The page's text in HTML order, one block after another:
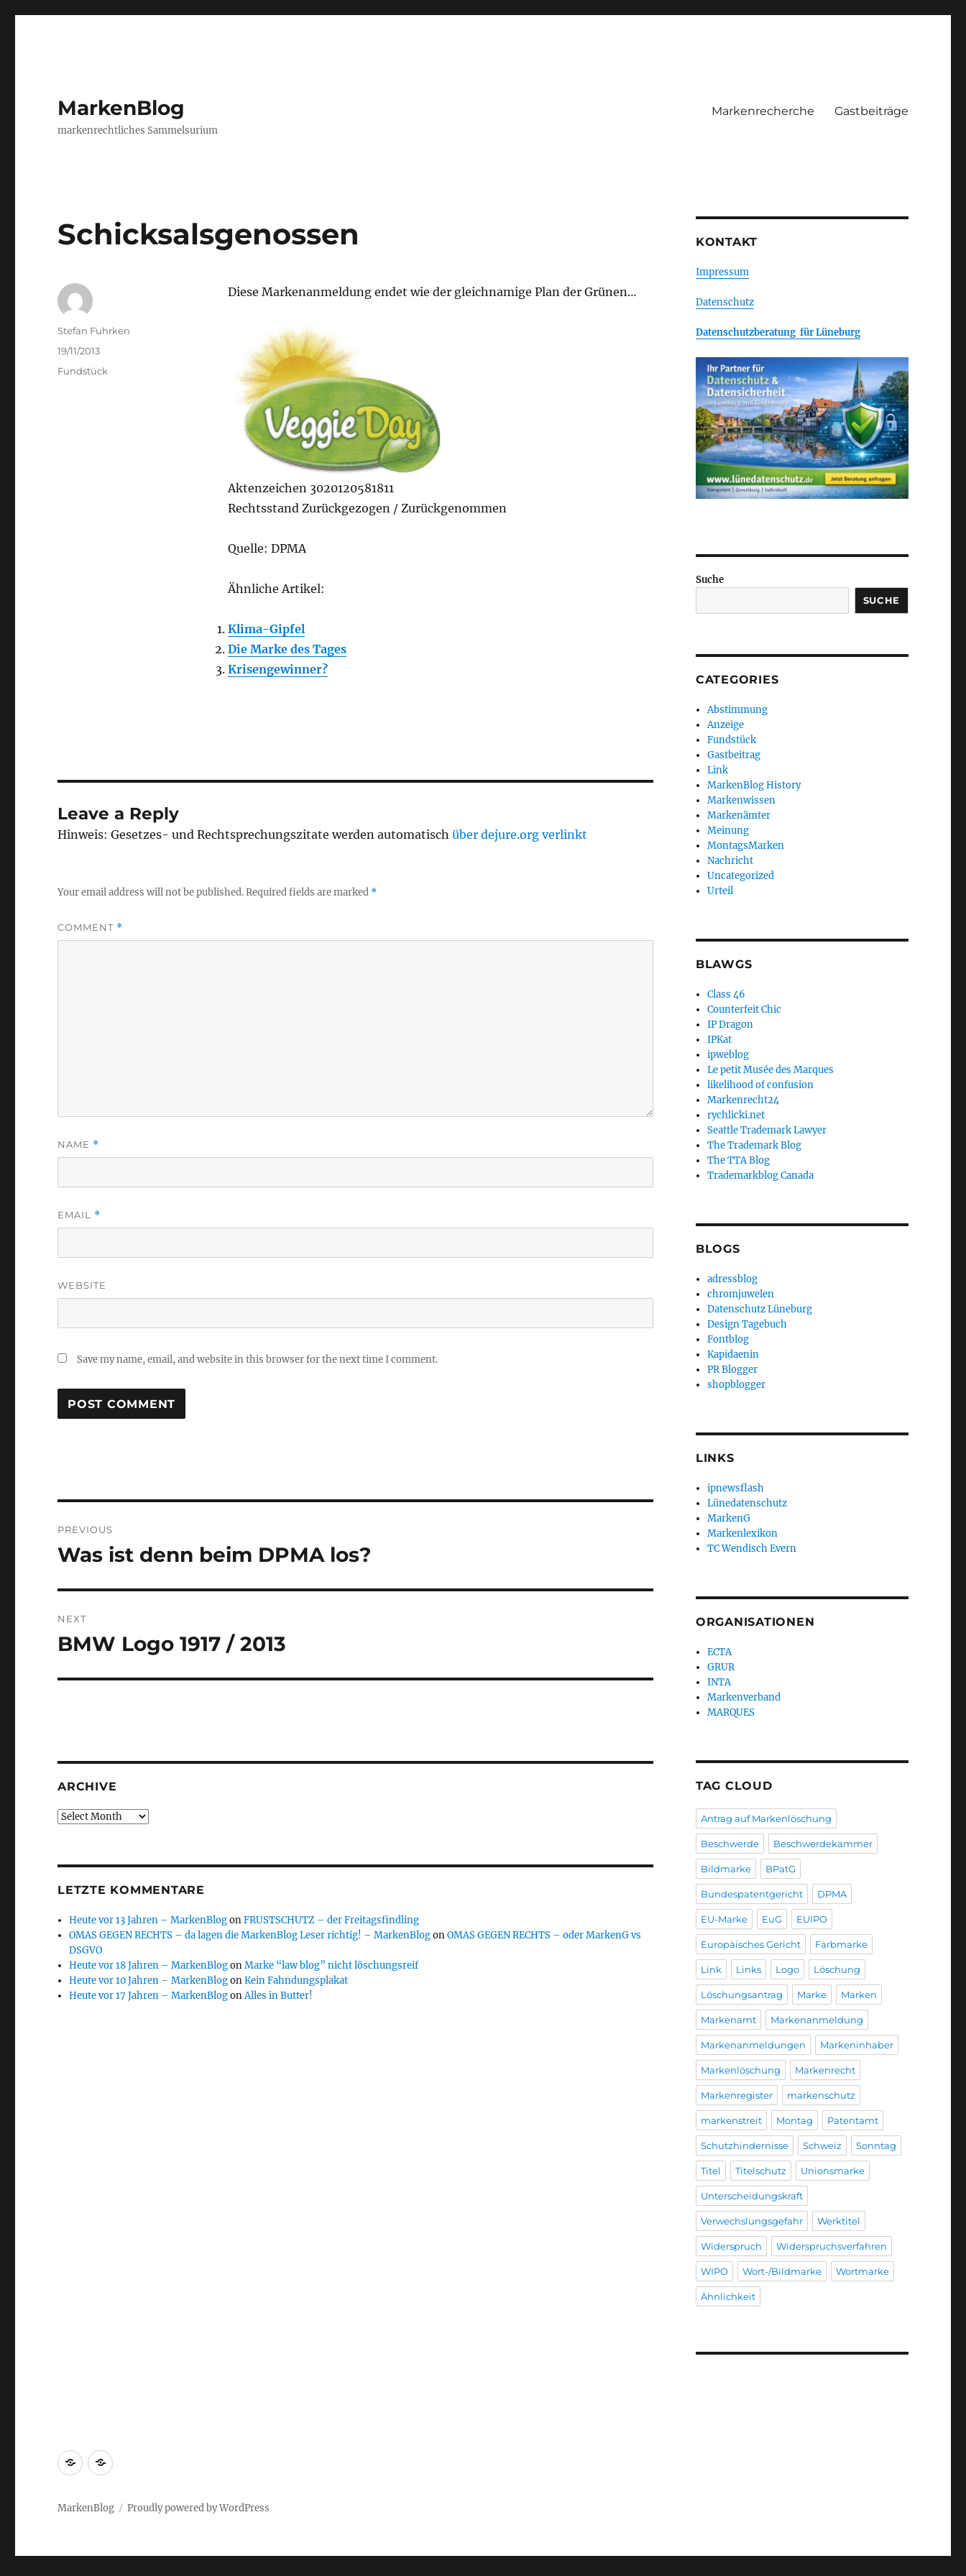
MarkenBlog
markenrechtliches Sammelsurium
Markenrecherche Gastbeiträge
Schicksalsgenossen
Diese Markenanmeldung endet wie der gleichnamige Plan der Grünen…
Aktenzeichen 3020120581811
Rechtsstand Zurückgezogen / Zurückgenommen
Quelle: DPMA
Ähnliche Artikel:
Klima-Gipfel
Die Marke des Tages
Krisengewinner?
Author
Stefan Fuhrken
Posted
19/11/2013
Categories
Fundstück
Leave a Reply
Hinweis: Gesetzes- und Rechtsprechungszitate werden automatischüber dejure.org verlinkt
Your email address will not be published.Required fields are marked *
COMMENT *
NAME *
EMAIL *
WEBSITE
Save my name, email, and website in this browser for the next time I comment.
navigation
PREVIOUS
Previous
Was ist denn beim DPMA los?
NEXT
Next
BMW Logo 1917 / 2013
ARCHIVE
Archive
LETZTE KOMMENTARE
Heute vor 13 Jahren – MarkenBlogonFRUSTSCHUTZ – der Freitagsfindling
OMAS GEGEN RECHTS – da lagen die MarkenBlog Leser richtig! – MarkenBlogonOMAS GEGEN RECHTS – oder MarkenG vs
DSGVO
Heute vor 18 Jahren – MarkenBlogonMarke “law blog” nicht löschungsreif
Heute vor 10 Jahren – MarkenBlogonKein Fahndungsplakat
Heute vor 17 Jahren – MarkenBlogonAlles in Butter!
KONTAKT
Impressum
Datenschutz
Datenschutzberatung für Lüneburg
Suche
SUCHE
CATEGORIES
Abstimmung
Anzeige
Fundstück
Gastbeitrag
Link
MarkenBlog History
Markenwissen
Markenämter
Meinung
MontagsMarken
Nachricht
Uncategorized
Urteil
BLAWGS
Class 46
Counterfeit Chic
IP Dragon
IPKat
ipweblog
Le petit Musée des Marques
likelihood of confusion
Markenrecht24
rychlicki.net
Seattle Trademark Lawyer
The Trademark Blog
The TTA Blog
Trademarkblog Canada
BLOGS
adressblog
chromjuwelen
Datenschutz Lüneburg
Design Tagebuch
Fontblog
Kapidaenin
PR Blogger
shopblogger
LINKS
ipnewsflash
Lünedatenschutz
MarkenG
Markenlexikon
TC Wendisch Evern
ORGANISATIONEN
ECTA
GRUR
INTA
Markenverband
MARQUES
TAG CLOUD
Antrag auf Markenlöschung
Beschwerde Beschwerdekammer
Bildmarke BPatG
Bundespatentgericht DPMA
EU-Marke EuG EUIPO
Europäisches Gericht Farbmarke
Link Links Logo Löschung
Löschungsantrag Marke Marken
Markenamt Markenanmeldung
Markenanmeldungen Markeninhaber
Markenlöschung Markenrecht
Markenregister markenschutz
markenstreit Montag Patentamt
Schutzhindernisse Schweiz Sonntag
Titel Titelschutz Unionsmarke
Unterscheidungskraft
Verwechslungsgefahr Werktitel
Widerspruch Widerspruchsverfahren
WIPO Wort-/Bildmarke Wortmarke
Ähnlichkeit
Markenrecherche
Gastbeiträge
MarkenBlog Proudly powered by WordPress